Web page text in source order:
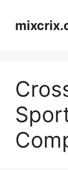
content